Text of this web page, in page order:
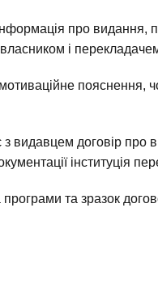
про
і
пояснення,
з видавцем договір
інституція
та зразок